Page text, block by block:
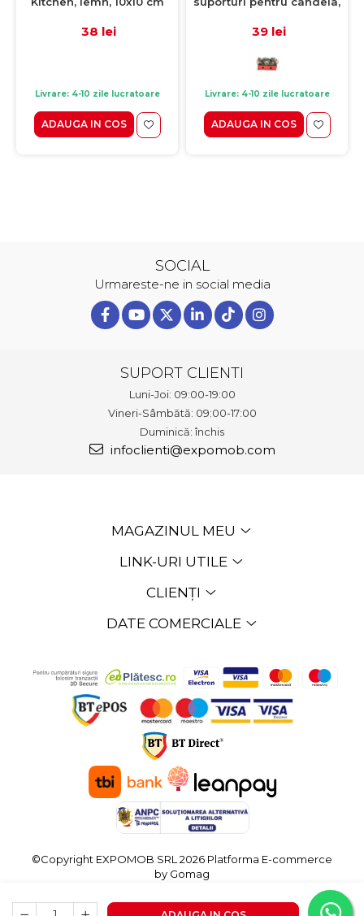
38 lei
Livrare: 4-10 zile lucratoare
ADAUGA IN COS
39 lei
Livrare: 4-10 zile lucratoare
ADAUGA IN COS
SOCIAL
Urmareste-ne in social media
SUPORT CLIENTI
Luni-Joi: 09:00-19:00
Vineri-Sâmbătă: 09:00-17:00
Duminică: închis
infoclienti@expomob.com
MAGAZINUL MEU
LINK-URI UTILE
CLIENȚI
DATE COMERCIALE
©Copyright EXPOMOB SRL 2026 Platforma E-commerce
by Gomag